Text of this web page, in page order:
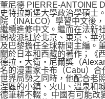
董尼德 PIERRE-ANTOINE
史特拉斯堡大學政治學碩士
院（INALCO）學習中文後
繼續進修中文。繼而在法新
間被派駐於北京、東京、華
及巴黎擔任全球新聞主編。
關於日本和西藏的著作；《
德拉‧大衛‧尼爾獎（
名的漫畫家卡布（Cabu）
世界局勢之同時，他配合老
涅區的小鎮、火山、溫泉和
德筆耕不輟。 中國有可能改